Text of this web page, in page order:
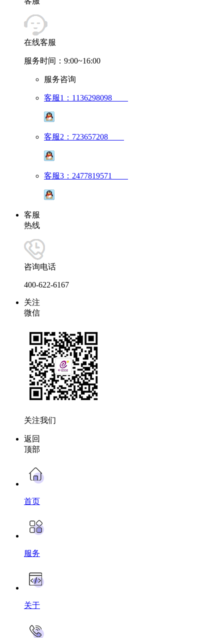
在线客服
服务时间：9:00~16:00
服务咨询
客服1：1136298098
客服2：723657208
客服3：2477819571
客服
热线
咨询电话
400-622-6167
关注
微信
关注我们
返回
顶部
首页
服务
关于